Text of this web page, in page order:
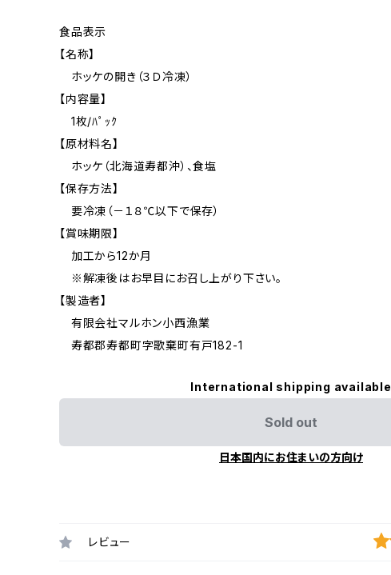
食品表示
【名称】
ホッケの開き（３Ｄ冷凍）
【内容量】
1枚/ﾊﾟｯｸ
【原材料名】
ホッケ（北海道寿都沖）、食塩
【保存方法】
要冷凍（－１８℃以下で保存）
【賞味期限】
加工から12か月
※解凍後はお早目にお召し上がり下さい。
【製造者】
有限会社マルホン小西漁業
寿都郡寿都町字歌棄町有戸182-1
International shipping available
Sold out
日本国内にお住まいの方向け
レビュー